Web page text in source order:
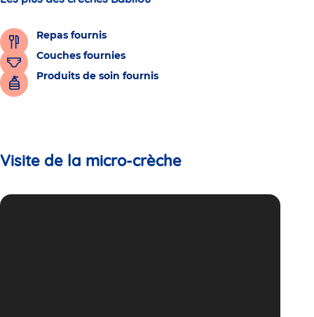
Repas fournis
Couches fournies
Produits de soin fournis
Visite de la micro-crèche